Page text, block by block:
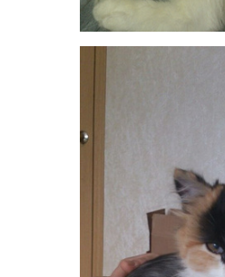
OlikANDpets
Вчера проглистогонили
Все прошло быстро и без
сидя на ручках. Но в момент,
сжимаются. При домашних
Вчера наконец-то удалось
Пегасом. Хорошие такие